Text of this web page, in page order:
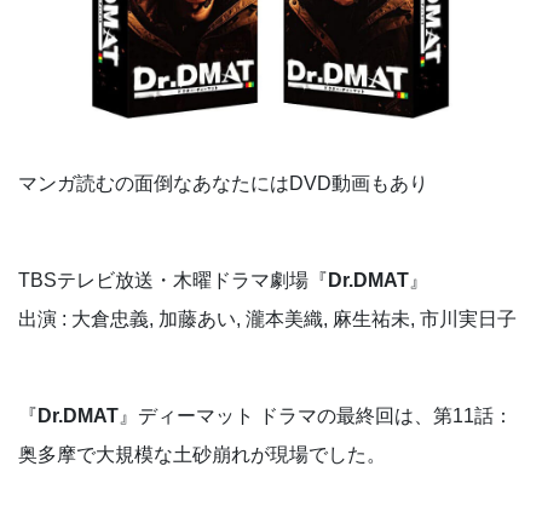
マンガ読むの面倒なあなたにはDVD動画もあり
TBSテレビ放送・木曜ドラマ劇場『 Dr.DMAT 』
出演 : 大倉忠義, 加藤あい, 瀧本美織, 麻生祐未, 市川実日子
『 Dr.DMAT 』ディーマット ドラマの最終回は、第11話：
奥多摩で大規模な土砂崩れが現場でした。